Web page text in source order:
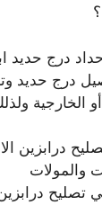
درج حديد
درج حديد
أو الخارجية
درابزين
والمولات
تصليح